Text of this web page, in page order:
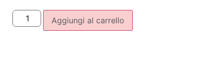
Aggiungi al carrello